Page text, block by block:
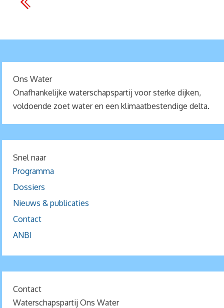
Ons Water
Onafhankelijke waterschapspartij voor sterke dijken,
voldoende zoet water en een klimaatbestendige delta.
Snel naar
Programma
Dossiers
Nieuws & publicaties
Contact
ANBI
Contact
Waterschapspartij Ons Water